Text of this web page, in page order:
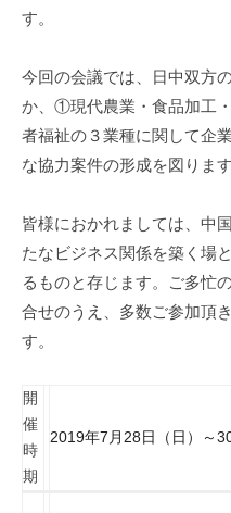
す。
今回の会議では、日中双方
か、①現代農業・食品加工
者福祉の３業種に関して企
な協力案件の形成を図ります
皆様におかれましては、中
たなビジネス関係を築く場
るものと存じます。ご多忙
合せのうえ、多数ご参加頂
す。
開
催
時
期
2019年7月28日（日）～